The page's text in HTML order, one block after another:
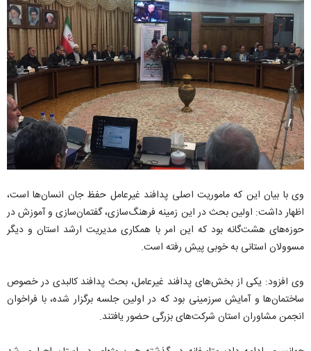
وی با بیان این که ماموریت اصلی پدافند غیرعامل حفظ جان انسان‌ها است،
اظهار داشت: اولین بحث در این زمینه فرهنگ‌سازی، گفتمان‌سازی و آموزش در
حوزه‌های هشت‌گانه بود که این امر با همکاری مدیریت ارشد استان و دیگر
مسوولان استانی به خوبی پیش رفته است.
وی افزود: یکی از بخش‌های پدافند غیرعامل، بحث پدافند کالبدی در خصوص
ساختمان‌ها و آمایش سرزمینی بود که در اولین جلسه برگزار شده، با فراخوان
انجمن مشاوران استان شرکت‌های بزرگی حضور یافتند.